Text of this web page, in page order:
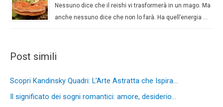
Nessuno dice che il reishi vi trasformerà in un mago. Ma
anche nessuno dice che non lo farà. Ha quell’energia …
Post simili
Scopri Kandinsky Quadri: L’Arte Astratta che Ispira…
Il significato dei sogni romantici: amore, desiderio…